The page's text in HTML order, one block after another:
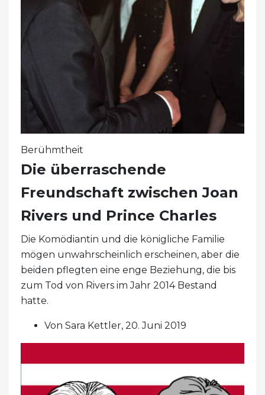
Berühmtheit
Die überraschende
Freundschaft zwischen Joan
Rivers und Prince Charles
Die Komödiantin und die königliche Familie
mögen unwahrscheinlich erscheinen, aber die
beiden pflegten eine enge Beziehung, die bis
zum Tod von Rivers im Jahr 2014 Bestand
hatte.
Von Sara Kettler, 20. Juni 2019